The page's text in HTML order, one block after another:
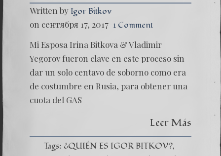
Written by Igor Bitkov
on сентября 17, 2017 1 Comment
Mi Esposa Irina Bitkova & Vladimir
Yegorov fueron clave en este proceso sin
dar un solo centavo de soborno como era
de costumbre en Rusia, para obtener una
cuota del GAS
Leer Más
Tags: ¿QUIÉN ES IGOR BITKOV?